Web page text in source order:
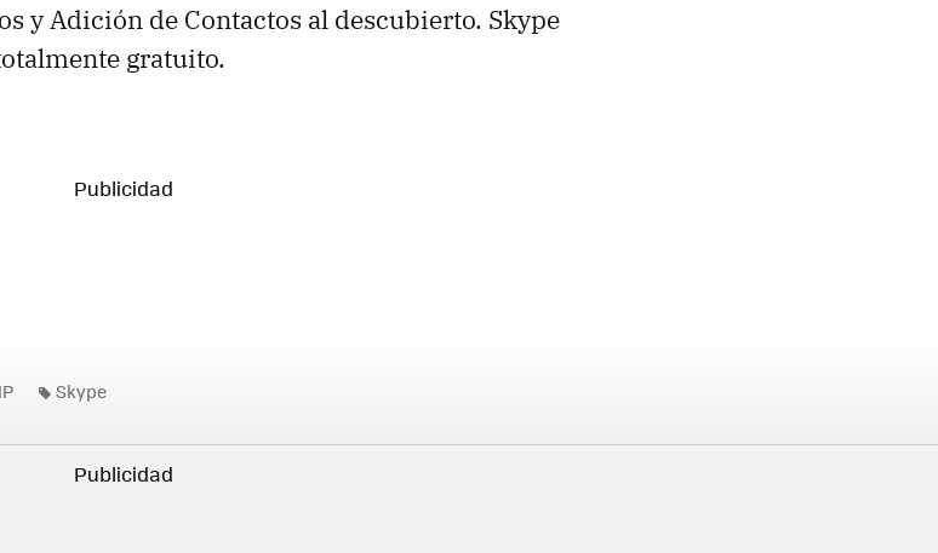
y Adición de Contactos al descubierto. Skype
gratuito.
Skype